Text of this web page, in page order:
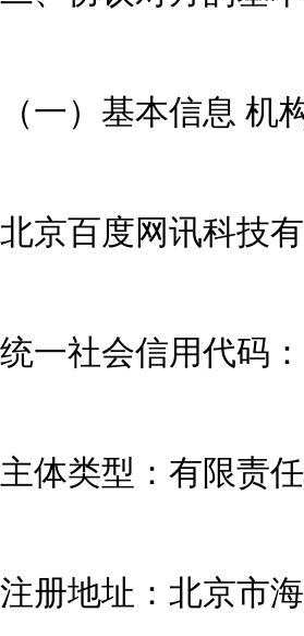
（一）基本信息 机
北京百度网讯科技
统一社会信用代码
主体类型：有限责
注册地址：北京市